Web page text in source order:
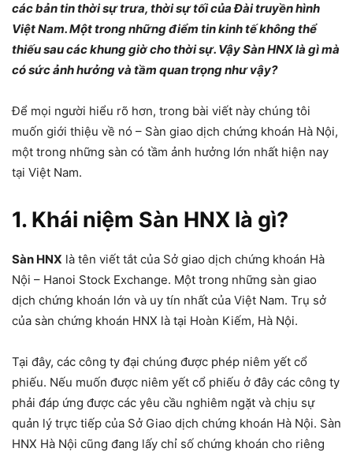
các bản tin thời sự trưa, thời sự tối của Đài truyền hình
Việt Nam. Một trong những điểm tin kinh tế không thể
thiếu sau các khung giờ cho thời sự. Vậy Sàn HNX là gì mà
có sức ảnh hưởng và tầm quan trọng như vậy?
Để mọi người hiểu rõ hơn, trong bài viết này chúng tôi
muốn giới thiệu về nó – Sàn giao dịch chứng khoán Hà Nội,
một trong những sàn có tầm ảnh hưởng lớn nhất hiện nay
tại Việt Nam.
1. Khái niệm Sàn HNX là gì?
Sàn HNX là tên viết tắt của Sở giao dịch chứng khoán Hà
Nội – Hanoi Stock Exchange. Một trong những sàn giao
dịch chứng khoán lớn và uy tín nhất của Việt Nam. Trụ sở
của sàn chứng khoán HNX là tại Hoàn Kiếm, Hà Nội.
Tại đây, các công ty đại chúng được phép niêm yết cổ
phiếu. Nếu muốn được niêm yết cổ phiếu ở đây các công ty
phải đáp ứng được các yêu cầu nghiêm ngặt và chịu sự
quản lý trực tiếp của Sở Giao dịch chứng khoán Hà Nội. Sàn
HNX Hà Nội cũng đang lấy chỉ số chứng khoán cho riêng